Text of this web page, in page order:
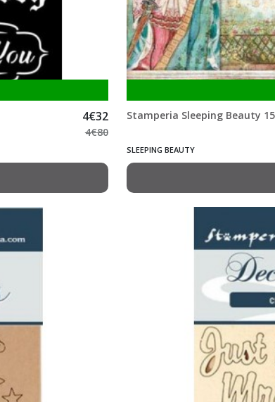
4€32
4€80
Stamperia Sleeping Beauty
SLEEPING BEAUTY